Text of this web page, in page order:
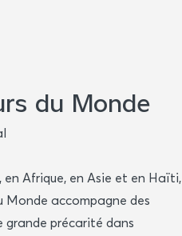
du Monde
en Afrique, en Asie et en Haïti,
Monde accompagne des
précarité dans